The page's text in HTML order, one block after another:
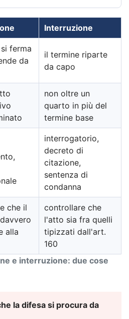
e interruzione: due cose
Interruzione
ferma
da
il termine riparte
da capo
non oltre un
quarto in più del
termine base
interrogatorio,
decreto di
citazione,
sentenza di
condanna
che il
alla
controllare che
l'atto sia fra quelli
tipizzati dall'art.
160
la difesa si procura da